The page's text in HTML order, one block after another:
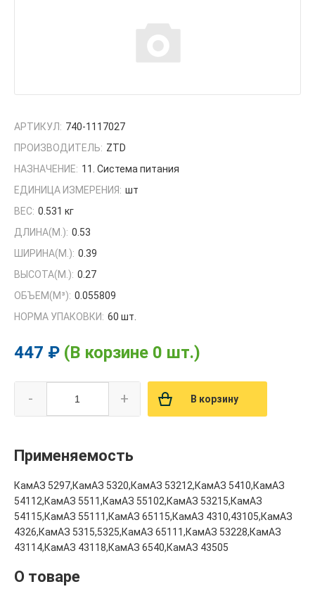
АРТИКУЛ: 740-1117027
ПРОИЗВОДИТЕЛЬ: ZTD
НАЗНАЧЕНИЕ: 11. Система питания
ЕДИНИЦА ИЗМЕРЕНИЯ: шт
ВЕС: 0.531 кг
ДЛИНА(М.): 0.53
ШИРИНА(М.): 0.39
ВЫСОТА(М.): 0.27
ОБЪЕМ(M³): 0.055809
НОРМА УПАКОВКИ: 60 шт.
447 ₽ (В корзине 0 шт.)
- + В корзину
Применяемость
КамАЗ 5297,КамАЗ 5320,КамАЗ 53212,КамАЗ 5410,КамАЗ
54112,КамАЗ 5511,КамАЗ 55102,КамАЗ 53215,КамАЗ
54115,КамАЗ 55111,КамАЗ 65115,КамАЗ 4310,43105,КамАЗ
4326,КамАЗ 5315,5325,КамАЗ 65111,КамАЗ 53228,КамАЗ
43114,КамАЗ 43118,КамАЗ 6540,КамАЗ 43505
О товаре